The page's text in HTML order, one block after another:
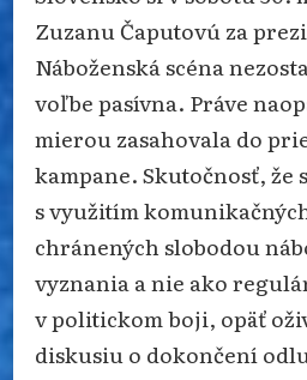
Zuzanu Čaputovú za
Náboženská scéna
voľbe pasívna. Práve
mierou zasahovala do
kampane. Skutočnosť, že
s využitím
chránených slobodou
vyznania a nie ako
v politickom boji, opäť
diskusiu o dokončení